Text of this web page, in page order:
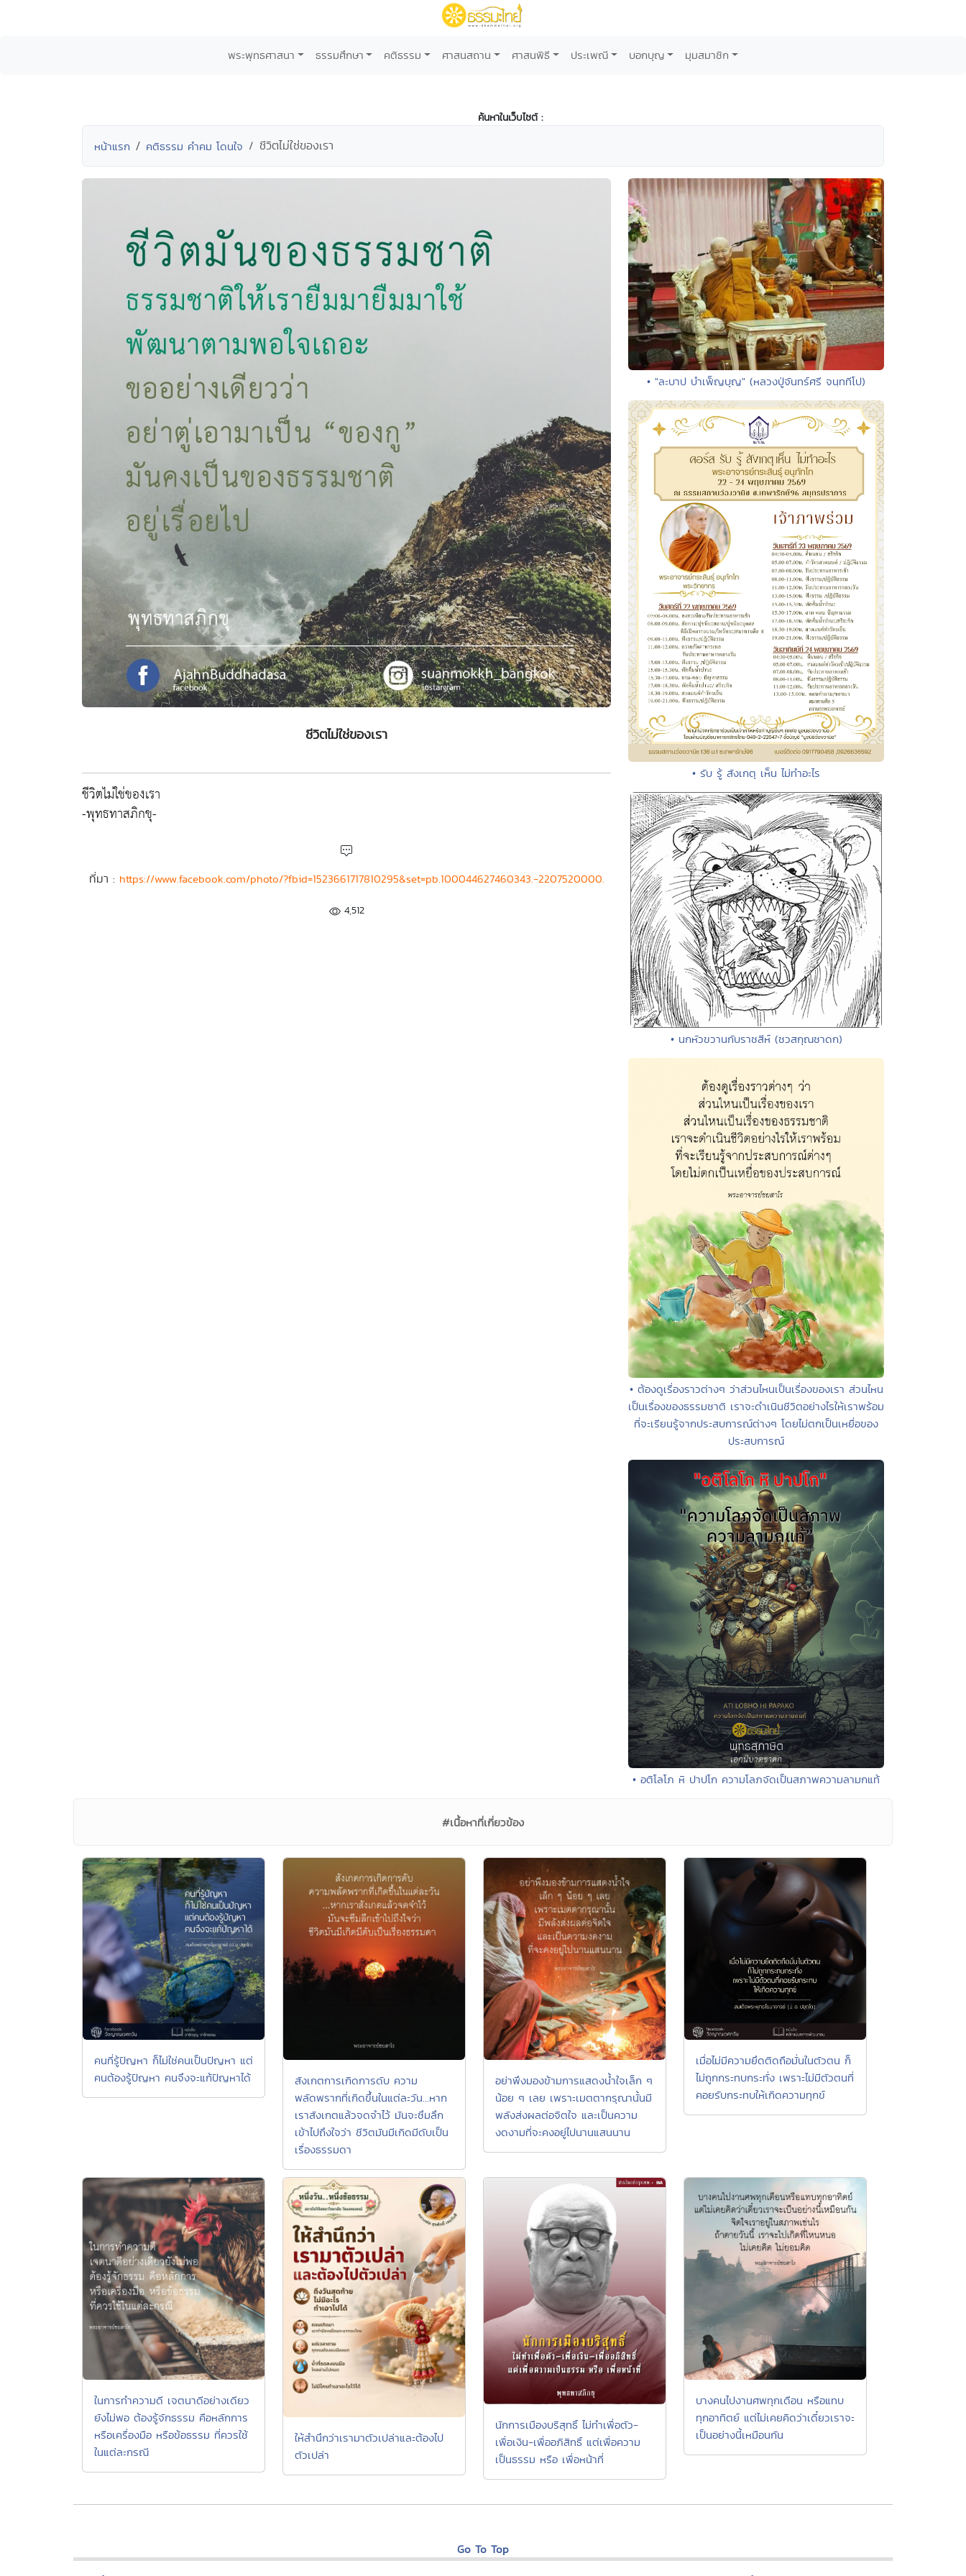
พระพุทธศาสนา ธรรมศึกษา คติธรรม ศาสนสถาน ศาสนพิธี ประเพณี บอกบุญ มุมสมาชิก
ค้นหาในเว็บไซต์ :
หน้าแรก คติธรรม คำคม โดนใจ ชีวิตไม่ใช่ของเรา
ชีวิตไม่ใช่ของเรา
ชีวิตไม่ใช่ของเรา
-พุทธทาสภิกขุ-
ที่มา : https://www.facebook.com/photo/?fbid=1523661717810295&set=pb.100044627460343.-2207520000.
4,512
• "ละบาป บำเพ็ญบุญ" (หลวงปู่จันทร์ศรี จนฺททีโป)
• รับ รู้ สังเกตุ เห็น ไม่ทำอะไร
• นกหัวขวานกับราชสีห์ (ชวสกุณชาดก)
• ต้องดูเรื่องราวต่างๆ ว่าส่วนไหนเป็นเรื่องของเรา ส่วนไหน
เป็นเรื่องของธรรมชาติ เราจะดำเนินชีวิตอย่างไรให้เราพร้อม
ที่จะเรียนรู้จากประสบการณ์ต่างๆ โดยไม่ตกเป็นเหยื่อของ
ประสบการณ์
• อติโลโภ หิ ปาปโก ความโลภจัดเป็นสภาพความลามกแท้
#เนื้อหาที่เกี่ยวข้อง
คนที่รู้ปัญหา ก็ไม่ใช่คนเป็นปัญหา แต่
คนต้องรู้ปัญหา คนจึงจะแก้ปัญหาได้
สังเกตการเกิดการดับ ความ
พลัดพรากที่เกิดขึ้นในแต่ละวัน...หาก
เราสังเกตแล้วจดจำไว้ มันจะซึมลึก
เข้าไปถึงใจว่า ชีวิตมันมีเกิดมีดับเป็น
เรื่องธรรมดา
อย่าพึงมองข้ามการแสดงน้ำใจเล็ก ๆ
น้อย ๆ เลย เพราะเมตตากรุณานั้นมี
พลังส่งผลต่อจิตใจ และเป็นความ
งดงามที่จะคงอยู่ไปนานแสนนาน
เมื่อไม่มีความยึดติดถือมั่นในตัวตน ก็
ไม่ถูกกระทบกระทั่ง เพราะไม่มีตัวตนที่
คอยรับกระทบให้เกิดความทุกข์
ในการทำความดี เจตนาดีอย่างเดียว
ยังไม่พอ ต้องรู้จักธรรม คือหลักการ
หรือเครื่องมือ หรือข้อธรรม ที่ควรใช้
ในแต่ละกรณี
ให้สำนึกว่าเรามาตัวเปล่าและต้องไป
ตัวเปล่า
นักการเมืองบริสุทธิ์ ไม่ทำเพื่อตัว-
เพื่อเงิน-เพื่ออภิสิทธิ์ แต่เพื่อความ
เป็นธรรม หรือ เพื่อหน้าที่
บางคนไปงานศพทุกเดือน หรือแทบ
ทุกอาทิตย์ แต่ไม่เคยคิดว่าเดี๋ยวเราจะ
เป็นอย่างนี้เหมือนกัน
Go To Top